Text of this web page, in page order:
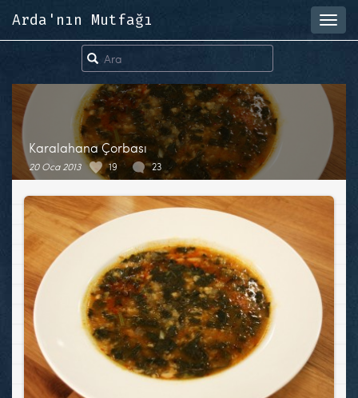
Arda'nın Mutfağı
Karalahana Çorbası
20 Oca 2013 19 23